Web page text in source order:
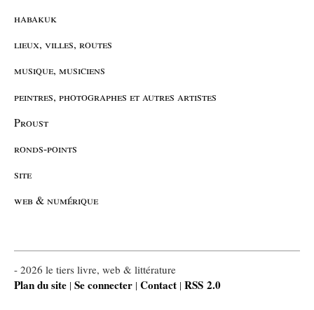
habakuk
lieux, villes, routes
musique, musiciens
peintres, photographes et autres artistes
Proust
ronds-points
site
web & numérique
- 2026 le tiers livre, web & littérature
Plan du site | Se connecter | Contact | RSS 2.0